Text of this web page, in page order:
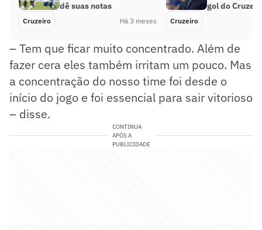
dê suas notas
Cruzeiro Há 3 meses
gol do
Cruzeiro
– Tem que ficar muito concentrado. Além de
fazer cera eles também irritam um pouco. Mas
a concentração do nosso time foi desde o
início do jogo e foi essencial para sair vitorioso
– disse.
CONTINUA
APÓS A
PUBLICIDADE